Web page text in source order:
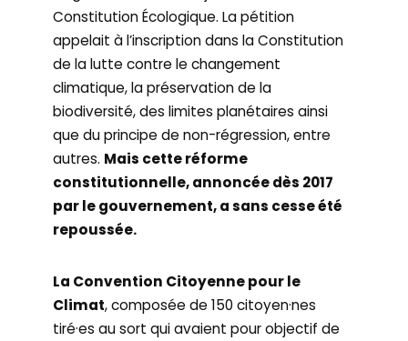
Constitution Écologique. La pétition
appelait à l’inscription dans la Constitution
de la lutte contre le changement
climatique, la préservation de la
biodiversité, des limites planétaires ainsi
que du principe de non-régression, entre
autres. Mais cette réforme
constitutionnelle, annoncée dès 2017
par le gouvernement, a sans cesse été
repoussée.
La Convention Citoyenne pour le
Climat, composée de 150 citoyen·nes
tiré·es au sort qui avaient pour objectif de